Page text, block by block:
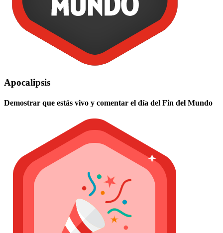
Apocalipsis
Demostrar que estás vivo y comentar el día del Fin del Mundo